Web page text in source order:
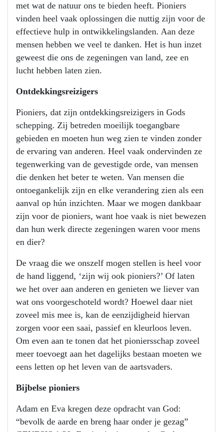
met wat de natuur ons te bieden heeft. Pioniers
vinden heel vaak oplossingen die nuttig zijn voor de
effectieve hulp in ontwikkelingslanden. Aan deze
mensen hebben we veel te danken. Het is hun inzet
geweest die ons de zegeningen van land, zee en
lucht hebben laten zien.
Ontdekkingsreizigers
Pioniers, dat zijn ontdekkingsreizigers in Gods
schepping. Zij betreden moeilijk toegangbare
gebieden en moeten hun weg zien te vinden zonder
de ervaring van anderen. Heel vaak ondervinden ze
tegenwerking van de gevestigde orde, van mensen
die denken het beter te weten. Van mensen die
ontoegankelijk zijn en elke verandering zien als een
aanval op hún inzichten. Maar we mogen dankbaar
zijn voor de pioniers, want hoe vaak is niet bewezen
dan hun werk directe zegeningen waren voor mens
en dier?
De vraag die we onszelf mogen stellen is heel voor
de hand liggend, ‘zijn wij ook pioniers?’ Of laten
we het over aan anderen en genieten we liever van
wat ons voorgeschoteld wordt? Hoewel daar niet
zoveel mis mee is, kan de eenzijdigheid hiervan
zorgen voor een saai, passief en kleurloos leven.
Om even aan te tonen dat het pioniersschap zoveel
meer toevoegt aan het dagelijks bestaan moeten we
eens letten op het leven van de aartsvaders.
Bijbelse pioniers
Adam en Eva kregen deze opdracht van God:
“bevolk de aarde en breng haar onder je gezag”